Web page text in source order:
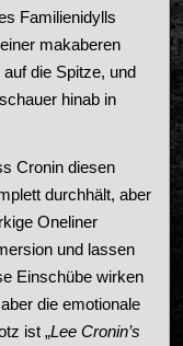
Familienidylls
makaberen
die Spitze, und
hinab in
Cronin diesen
durchhält, aber
Oneliner
und lassen
Einschübe wirken
die emotionale
ist „Lee Cronin’s